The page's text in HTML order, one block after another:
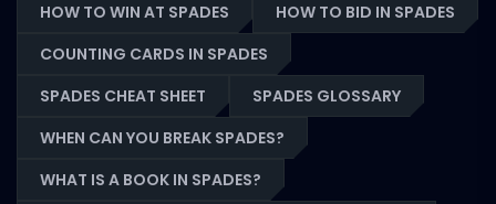
HOW TO WIN AT SPADES
HOW TO BID IN SPADES
COUNTING CARDS IN SPADES
SPADES CHEAT SHEET
SPADES GLOSSARY
WHEN CAN YOU BREAK SPADES?
WHAT IS A BOOK IN SPADES?